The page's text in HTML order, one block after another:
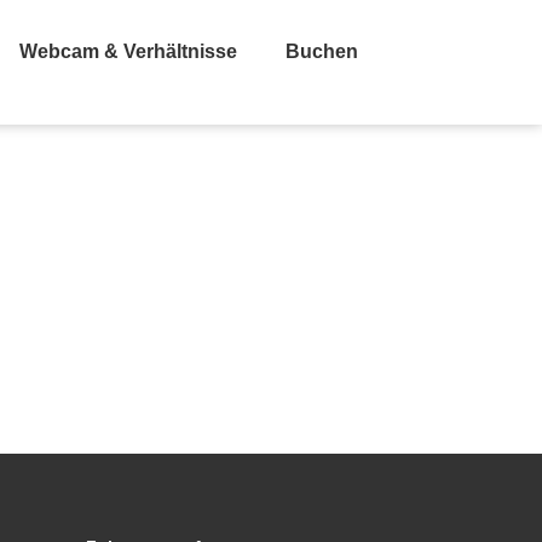
Webcam & Verhältnisse Buchen